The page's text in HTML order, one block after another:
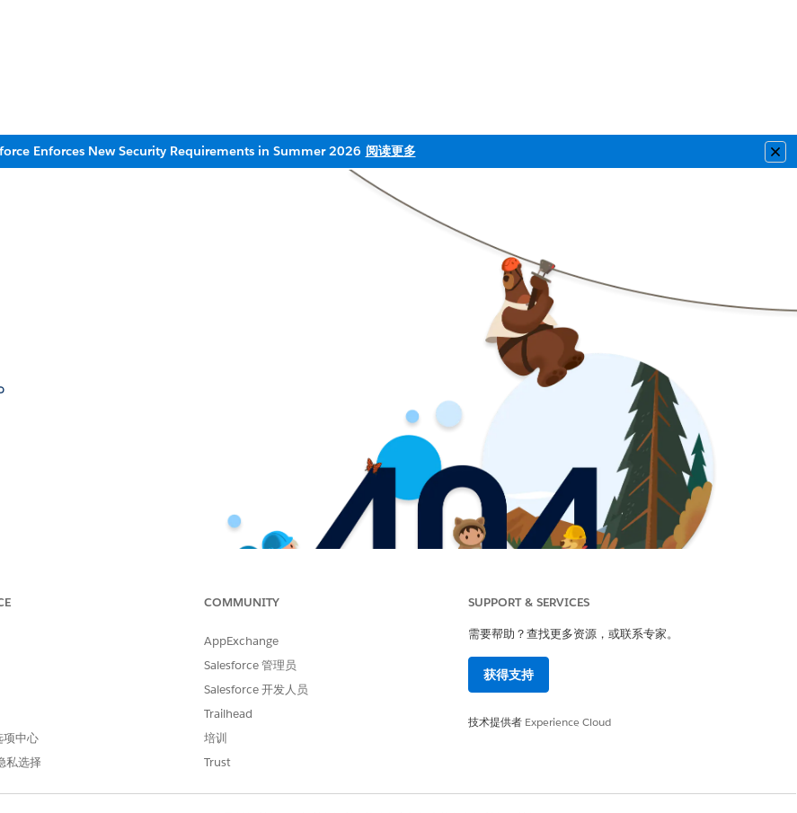
Enforces New Security Requirements in Summer 2026 阅读更多
项中心
私选择
COMMUNITY
AppExchange
Salesforce 管理员
Salesforce 开发人员
Trailhead
培训
Trust
SUPPORT & SERVICES
需要帮助？查找更多资源，或联系专家。
获得支持
技术提供者 Experience Cloud